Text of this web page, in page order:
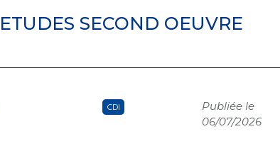
SECOND OEUVRE
CDI
Publiée le
06/07/2026